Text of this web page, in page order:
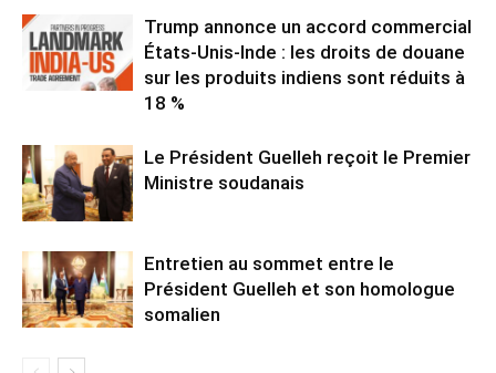
Trump annonce un accord commercial
États-Unis-Inde : les droits de douane
sur les produits indiens sont réduits à
18 %
Le Président Guelleh reçoit le Premier
Ministre soudanais
Entretien au sommet entre le
Président Guelleh et son homologue
somalien